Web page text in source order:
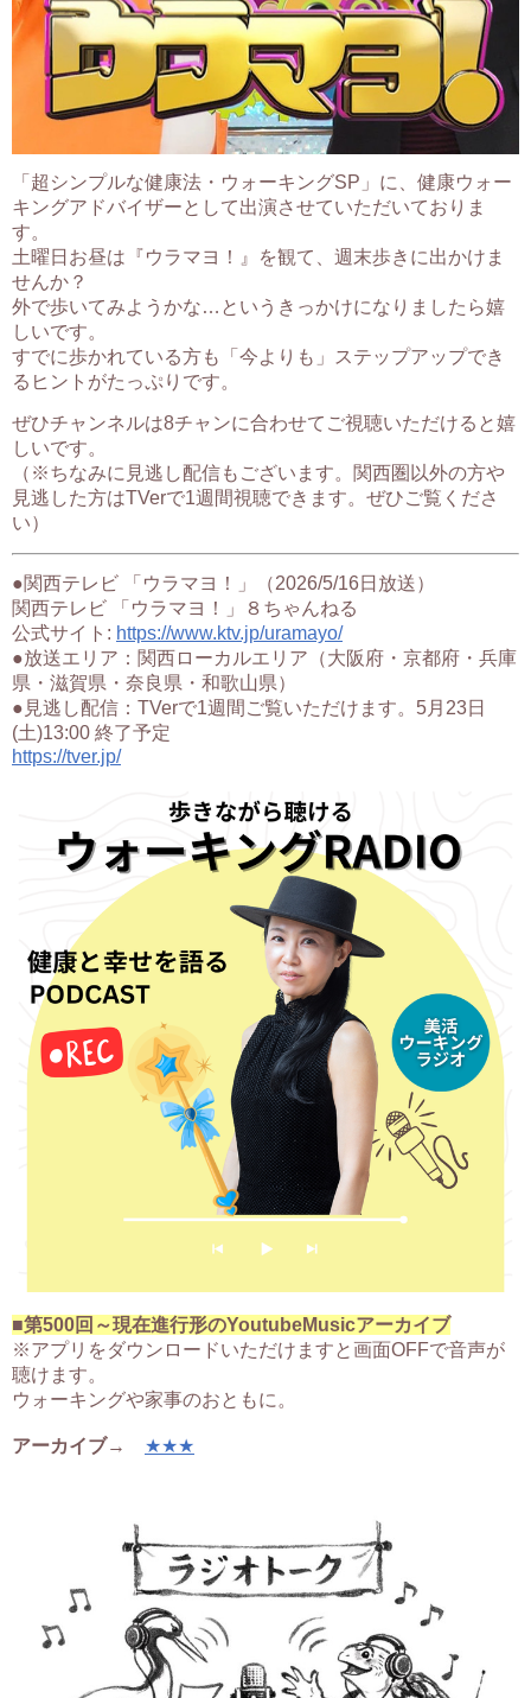
「超シンプルな健康法・ウォーキングSP」に、健康ウォー
キングアドバイザーとして出演させていただいておりま
す。
土曜日お昼は『ウラマヨ！』を観て、週末歩きに出かけま
せんか？
外で歩いてみようかな…というきっかけになりましたら嬉
しいです。
すでに歩かれている方も「今よりも」ステップアップでき
るヒントがたっぷりです。
ぜひチャンネルは8チャンに合わせてご視聴いただけると嬉
しいです。
（※ちなみに見逃し配信もございます。関西圏以外の方や
見逃した方はTVerで1週間視聴できます。ぜひご覧くださ
い）
●関西テレビ 「ウラマヨ！」（2026/5/16日放送）
関西テレビ 「ウラマヨ！」８ちゃんねる
公式サイト: https://www.ktv.jp/uramayo/
●放送エリア：関西ローカルエリア（大阪府・京都府・兵庫
県・滋賀県・奈良県・和歌山県）
●見逃し配信：TVerで1週間ご覧いただけます。5月23日
(土)13:00 終了予定
https://tver.jp/
■第500回～現在進行形のYoutubeMusicアーカイブ
※アプリをダウンロードいただけますと画面OFFで音声が
聴けます。
ウォーキングや家事のおともに。
アーカイブ→ ★★★